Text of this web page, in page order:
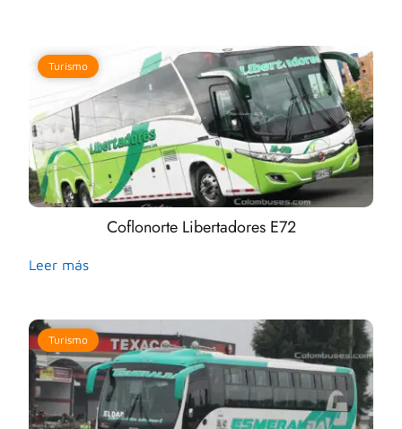
Turismo
Coflonorte Libertadores E72
Leer más
Turismo